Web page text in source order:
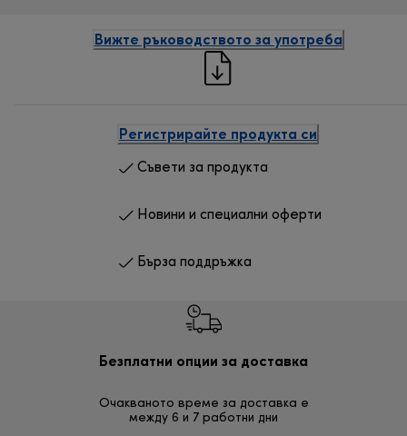
Вижте ръководството за употреба
Регистрирайте продукта си
Съвети за продукта
Новини и специални оферти
Бърза поддръжка
Безплатни опции за доставка
Очакваното време за доставка е
между 6 и 7 работни дни